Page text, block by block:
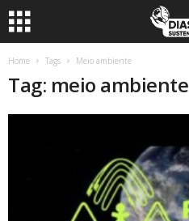
Home Tags Meio ambiente
Tag: meio ambiente